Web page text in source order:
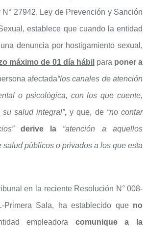
27942, Ley de Prevención y Sanción
establece que cuando la entidad
denuncia por hostigamiento sexual,
máximo de 01 día hábil para poner a
afectada“los canales de atención
o psicológica, con los que cuente,
salud integral”,y que, de “no contar
derive la “atención a aquellos
salud públicos o privados a los que esta
en la reciente Resolución N° 008-
Primera Sala, ha establecido que no
empleadora comunique a la